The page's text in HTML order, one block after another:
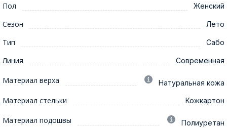
Пол Женский
Сезон Лето
Тип Сабо
Линия Современная
Материал верха Натуральная кожа
Материал стельки Кожкартон
Материал подошвы Полиуретан